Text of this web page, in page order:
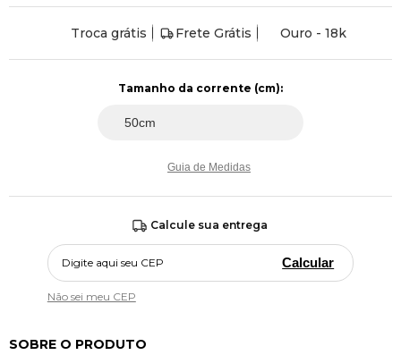
Troca grátis Frete Grátis Ouro - 18k
Tamanho da corrente (cm):
Guia de Medidas
Calcule sua entrega
Calcular
Não sei meu CEP
SOBRE O PRODUTO